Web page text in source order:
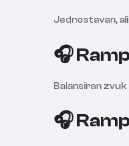
Jednostavan,
🎧
Balansiran
🎧